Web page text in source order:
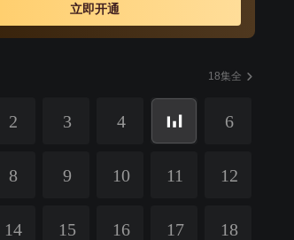
，并一起指挥红军打败国民党军队的多次“围
军胜利长征。抗日期间，朱德担任八路军总
已年过花甲的朱德和毛泽东等人的指挥下，
三大战役的决定性胜利，新中国的曙光终于
轮朝阳喷薄而出。
立即开通
18集全
2 3 4 6
8 9 10 11 12
14 15 16 17 18